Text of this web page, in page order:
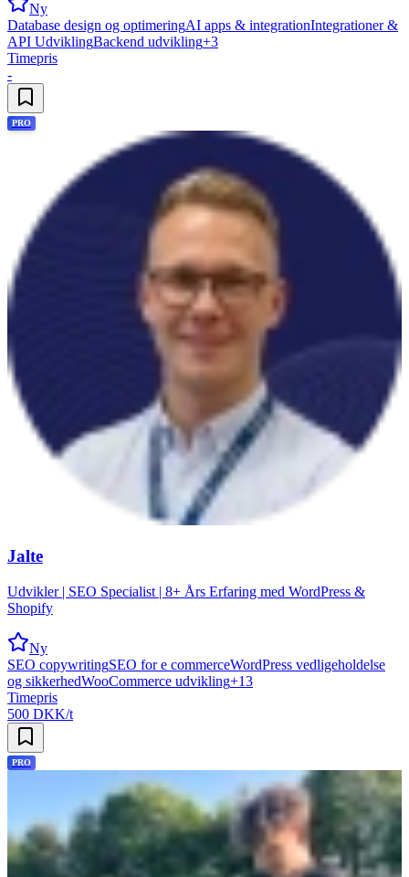
Ny
Database design og optimeringAI apps & integrationIntegrationer &
API UdviklingBackend udvikling+3
Timepris
-
PRO
Jalte
Udvikler | SEO Specialist | 8+ Års Erfaring med WordPress &
Shopify
Ny
SEO copywritingSEO for e commerceWordPress vedligeholdelse
og sikkerhedWooCommerce udvikling+13
Timepris
500 DKK/t
PRO